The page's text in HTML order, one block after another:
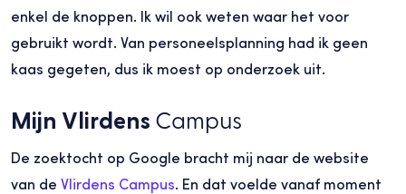
enkel de knoppen. Ik wil ook weten waar het voor
gebruikt wordt. Van personeelsplanning had ik geen
kaas gegeten, dus ik moest op onderzoek uit.
Mijn Vlirdens Campus
De zoektocht op Google bracht mij naar de website
van de Vlirdens Campus. En dat voelde vanaf moment